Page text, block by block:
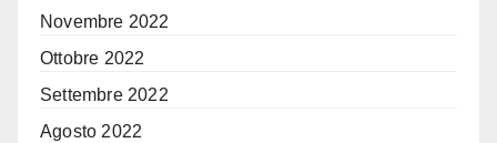
Novembre 2022
Ottobre 2022
Settembre 2022
Agosto 2022